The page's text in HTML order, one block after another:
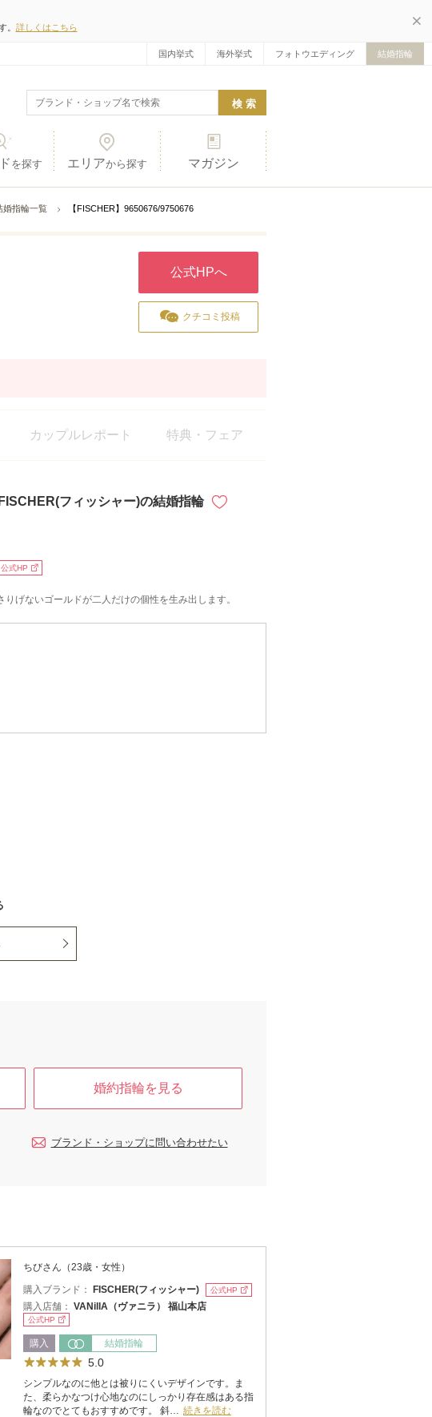
。 詳しくはこちら
国内挙式 海外挙式 フォトウエディング 結婚指輪
を探す エリアから探す マガジン
婚指輪一覧 【FISCHER】9650676/9750676
公式HPへ
クチコミ投稿
カップルレポート 特典・フェア
フィッシャー)の結婚指輪
公式HP
げないゴールドが二人だけの個性を生み出します。
婚約指輪を見る
ブランド・ショップに問い合わせたい
ちびさん（23歳・女性）
購入ブランド： FISCHER(フィッシャー) 公式HP
購入店舗： VANillA（ヴァニラ） 福山本店
公式HP
購入 結婚指輪
5.0
シンプルなのに他とは被りにくいデザインです。ま
た、柔らかなつけ心地なのにしっかり存在感はある指
輪なのでとてもおすすめです。 斜… 続きを読む